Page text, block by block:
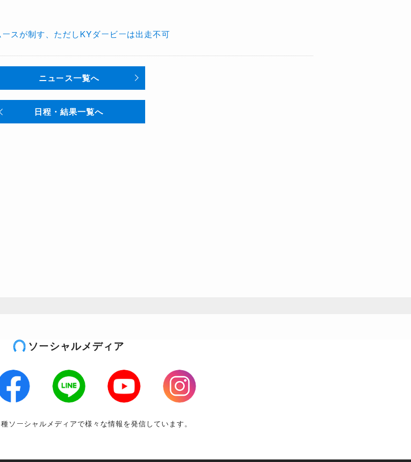
スが制す、ただしKYダービーは出走不可
ニュース一覧へ
日程・結果一覧へ
ソーシャルメディア
LINE Youtube
Instagram
ソーシャルメディアで様々な情報を発信しています。